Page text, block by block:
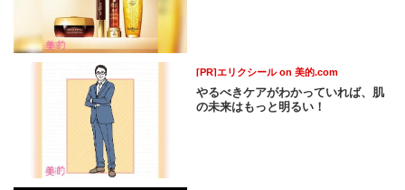
[PR]エリクシール on 美的.com
やるべきケアがわかっていれば、肌
の未来はもっと明るい！